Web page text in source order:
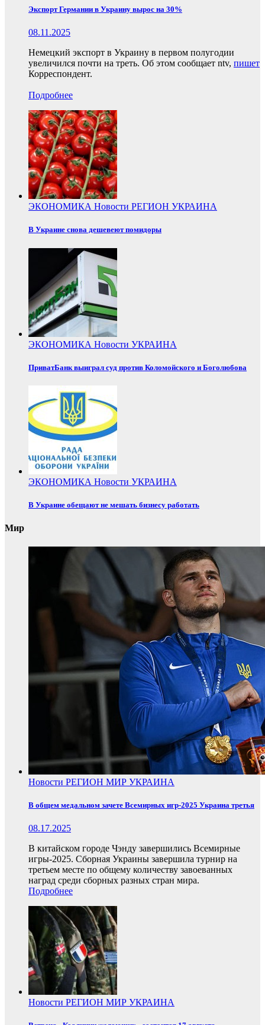
Экспорт Германии в Украину вырос на 30%
08.11.2025
Немецкий экспорт в Украину в первом полугодии
увеличился почти на треть. Об этом сообщает ntv, пишет
Корреспондент.
Подробнее
ЭКОНОМИКА Новости РЕГИОН УКРАИНА
В Украине снова дешевеют помидоры
ЭКОНОМИКА Новости УКРАИНА
ПриватБанк выиграл суд против Коломойского и Боголюбова
ЭКОНОМИКА Новости УКРАИНА
В Украине обещают не мешать бизнесу работать
Мир
Новости РЕГИОН МИР УКРАИНА
В общем медальном зачете Всемирных игр-2025 Украина третья
08.17.2025
В китайском городе Чэнду завершились Всемирные
игры-2025. Сборная Украины завершила турнир на
третьем месте по общему количеству завоеванных
наград среди сборных разных стран мира.
Подробнее
Новости РЕГИОН МИР УКРАИНА